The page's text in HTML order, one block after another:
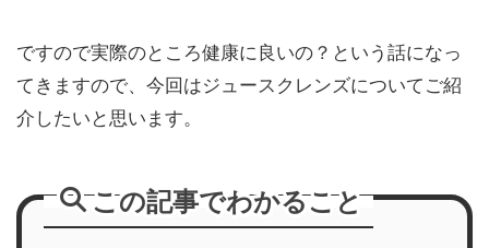
ですので実際のところ健康に良いの？という話になっ
てきますので、今回はジュースクレンズについてご紹
介したいと思います。
この記事でわかること